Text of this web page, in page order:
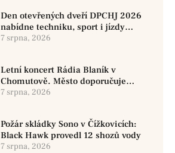
Den otevřených dveří DPCHJ 2026
nabídne techniku, sport i jízdy
historickými vozy
7 srpna, 2026
Letní koncert Rádia Blaník v
Chomutově. Město doporučuje
využít MHD
7 srpna, 2026
Požár skládky Sono v Čížkovicích:
Black Hawk provedl 12 shozů vody
7 srpna, 2026